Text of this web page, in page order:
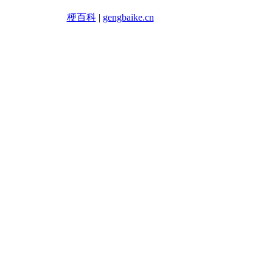
梗百科| gengbaike.cn